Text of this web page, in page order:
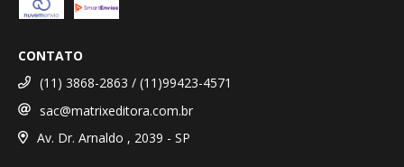
CONTATO
(11) 3868-2863 / (11)99423-4571
sac@matrixeditora.com.br
Av. Dr. Arnaldo , 2039 - SP